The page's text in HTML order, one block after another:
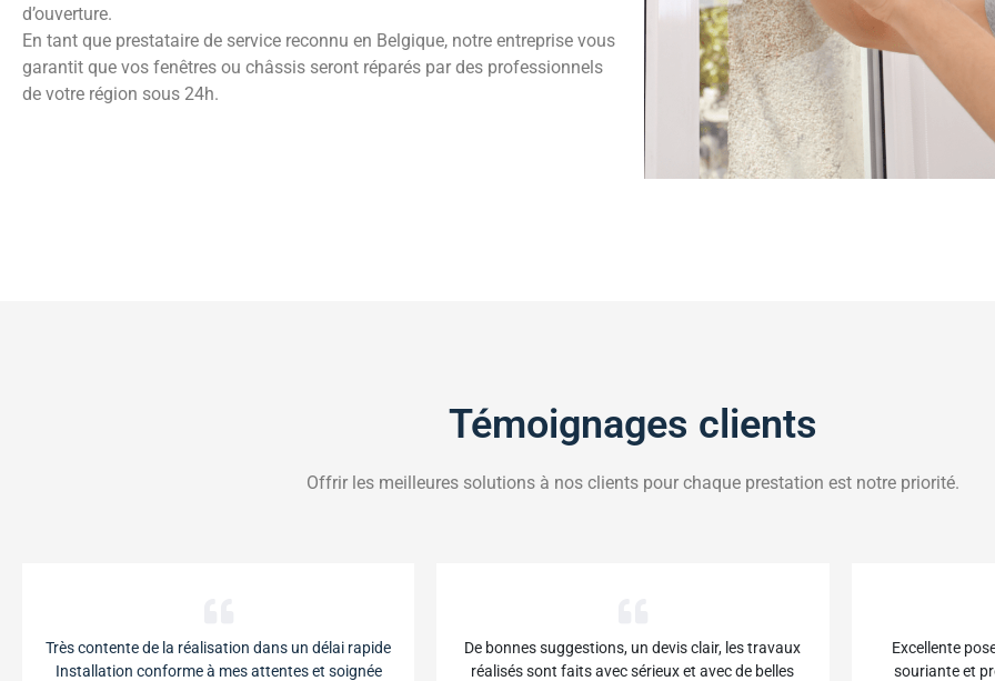
d’ouverture.
En tant que prestataire de service reconnu en Belgique, notre entreprise vous
garantit que vos fenêtres ou châssis seront réparés par des professionnels
de votre région sous 24h.
Témoignages clients
Offrir les meilleures solutions à nos clients pour chaque prestation est notre priorité.
Très contente de la réalisation dans un délai rapide
Installation conforme à mes attentes et soignée
De bonnes suggestions, un devis clair, les travaux
réalisés sont faits avec sérieux et avec de belles
Excellente
souriante et